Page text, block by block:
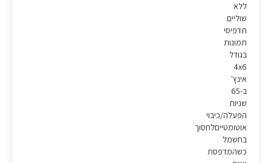
ללא
שוליים
תדפיסי
תמונות
בגודל
4x6
אינץ'
ב-65
שניות
הפעלה/כיבוי
אוטומטייםלחסוך
בחשמל
כשהמדפסת